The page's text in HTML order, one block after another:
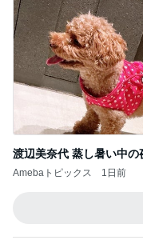
渡辺美奈代 蒸し暑い中の
Amebaトピックス 1日前